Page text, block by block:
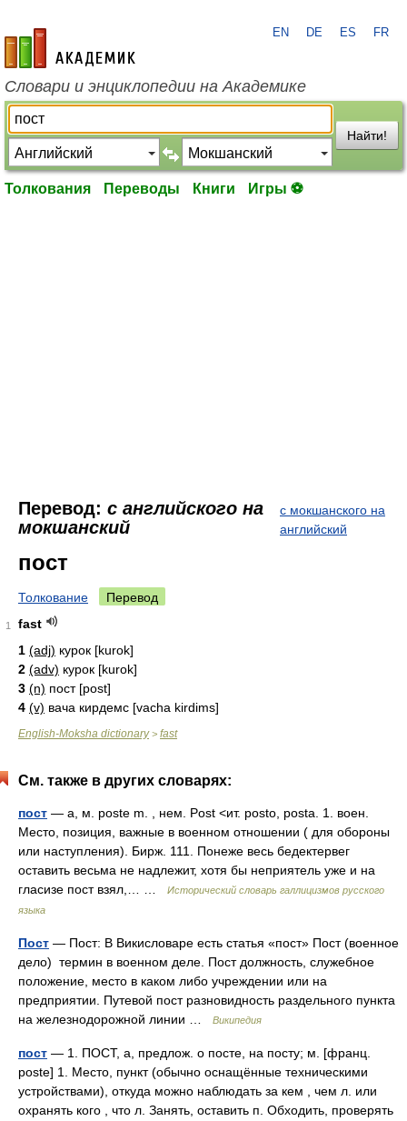
academic.ru
EN DE ES FR
Словари и энциклопедии на Академике
Найти!
Толкования Переводы Книги Игры ⚽
Перевод: с английского на
мокшанский
с мокшанского на
английский
пост
Толкование Перевод
1
fast
1 (adj) курок [kurоk]
2 (adv) курок [kurоk]
3 (n) пост [pоst]
4 (v) вача кирдемс [vacha kirdims]
English-Moksha dictionary> fast
См. также в других словарях:
пост — а, м. poste m. , нем. Post <ит. posto, posta. 1. воен.
Место, позиция, важные в военном отношении ( для обороны
или наступления). Бирж. 111. Понеже весь бедектервег
оставить весьма не надлежит, хотя бы неприятель уже и на
гласизе пост взял,… …
Исторический словарь галлицизмов русского
языка
Пост — Пост: В Викисловаре есть статья «пост» Пост (военное
дело) термин в военном деле. Пост должность, служебное
положение, место в каком либо учреждении или на
предприятии. Путевой пост разновидность раздельного пункта
на железнодорожной линии …
Википедия
пост — 1. ПОСТ, а, предлож. о посте, на посту; м. [франц.
poste] 1. Место, пункт (обычно оснащённые техническими
устройствами), откуда можно наблюдать за кем , чем л. или
охранять кого , что л. Занять, оставить п. Обходить, проверять